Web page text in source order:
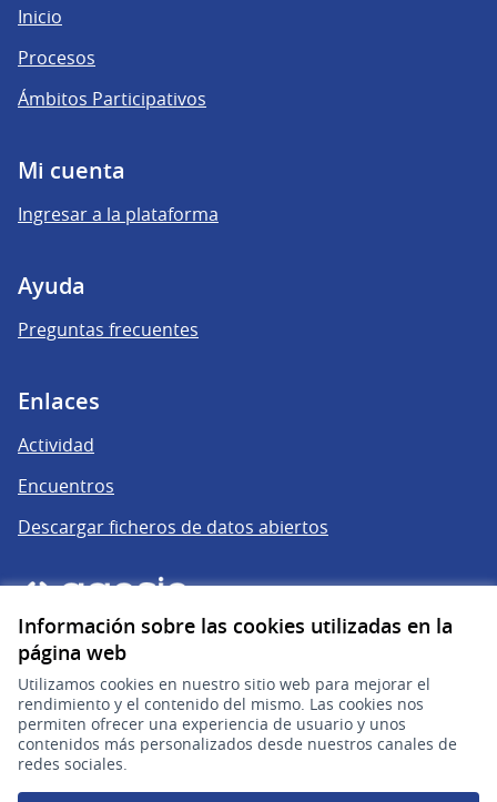
Información sobre las cookies utilizadas en la
página web
Utilizamos cookies en nuestro sitio web para mejorar el
rendimiento y el contenido del mismo. Las cookies nos
permiten ofrecer una experiencia de usuario y unos
contenidos más personalizados desde nuestros canales de
redes sociales.
Inicio
Procesos
Ámbitos Participativos
Mi cuenta
Ingresar a la plataforma
Ayuda
Preguntas frecuentes
Enlaces
Actividad
Encuentros
Descargar ficheros de datos abiertos
gub.uy
(Enlace externo)